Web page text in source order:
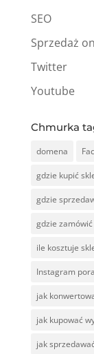
SEO
Sprzedaż
Twitter
Youtube
Chmurka
domena
gdzie kupić
gdzie
gdzie
ile kosztuje
Instagram
jak
jak kupować
jak